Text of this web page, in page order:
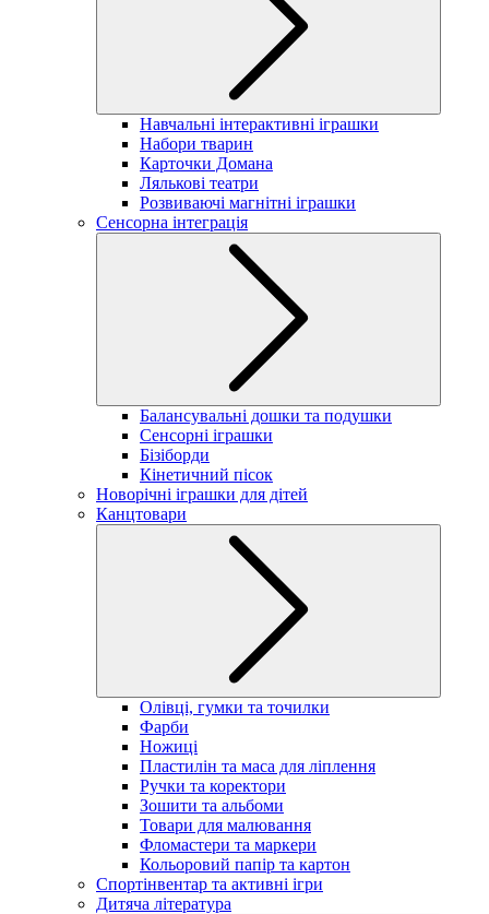
Навчальні інтерактивні іграшки
Набори тварин
Карточки Домана
Лялькові театри
Розвиваючі магнітні іграшки
Сенсорна інтеграція
Балансувальні дошки та подушки
Сенсорні іграшки
Бізіборди
Кінетичний пісок
Новорічні іграшки для дітей
Канцтовари
Олівці, гумки та точилки
Фарби
Ножиці
Пластилін та маса для ліплення
Ручки та коректори
Зошити та альбоми
Товари для малювання
Фломастери та маркери
Кольоровий папір та картон
Спортінвентар та активні ігри
Дитяча література